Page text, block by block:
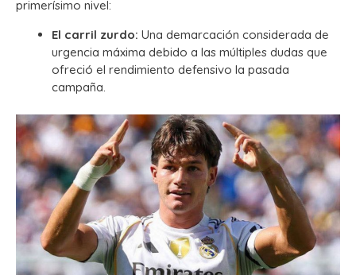
primerísimo nivel:
El carril zurdo: Una demarcación considerada de
urgencia máxima debido a las múltiples dudas que
ofreció el rendimiento defensivo la pasada
campaña.